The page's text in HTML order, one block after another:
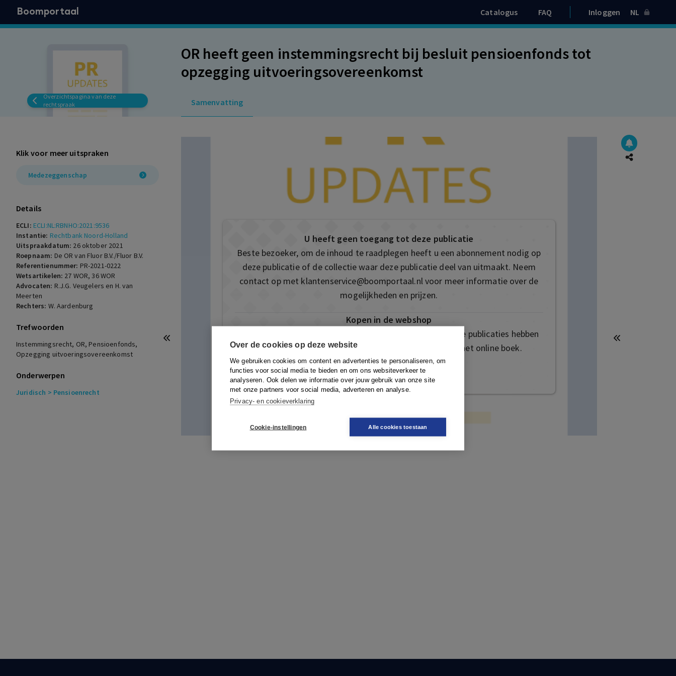
Over de cookies op deze website
We gebruiken cookies om content en advertenties te personaliseren, om
functies voor social media te bieden en om ons websiteverkeer te
analyseren. Ook delen we informatie over jouw gebruik van onze site
met onze partners voor social media, adverteren en analyse.
Privacy- en cookieverklaring
Cookie-instellingen Alle cookies toestaan
Boomportaal Catalogus FAQ Inloggen NL
Overzichtspagina van deze
rechtspraak
OR heeft geen instemmingsrecht bij besluit pensioenfonds tot
opzegging uitvoeringsovereenkomst
Samenvatting
Klik voor meer uitspraken
Medezeggenschap
Details
ECLI: ECLI:NL:RBNHO:2021:9536
Instantie: Rechtbank Noord-Holland
Uitspraakdatum: 26 oktober 2021
Roepnaam: De OR van Fluor B.V./Fluor B.V.
Referentienummer: PR-2021-0222
Wetsartikelen: 27 WOR,36 WOR
Advocaten: R.J.G. Veugelers en H. van
Meerten
Rechters: W. Aardenburg
Trefwoorden
Instemmingsrecht, OR, Pensioenfonds,
Opzegging uitvoeringsovereenkomst
Onderwerpen
Juridisch > Pensioenrecht
U heeft geen toegang tot deze publicatie
Beste bezoeker, om de inhoud te raadplegen heeft u een abonnement nodig op
deze publicatie of de collectie waar deze publicatie deel van uitmaakt. Neem
contact op met klantenservice@boomportaal.nlvoor meer informatie over de
mogelijkheden en prijzen.
Kopen in de webshop
Deze publicatie is ook te vinden in onze webshop. Sommige publicaties hebben
ook de mogelijkheid om direct toegang te kopen tot het online boek.
Naar de webshop